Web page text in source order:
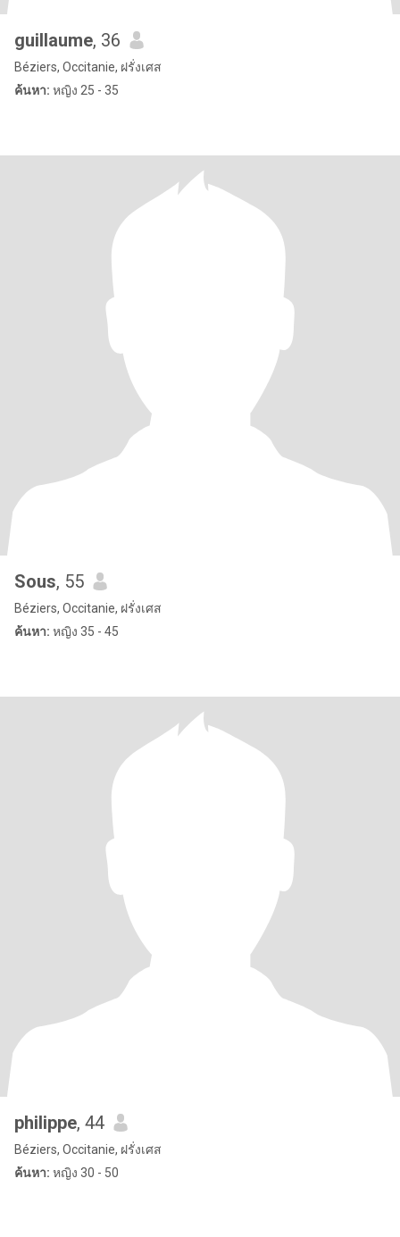
guillaume, 36
Béziers, Occitanie, ฝรั่งเศส
ค้นหา: หญิง 25 - 35
Sous, 55
Béziers, Occitanie, ฝรั่งเศส
ค้นหา: หญิง 35 - 45
philippe, 44
Béziers, Occitanie, ฝรั่งเศส
ค้นหา: หญิง 30 - 50